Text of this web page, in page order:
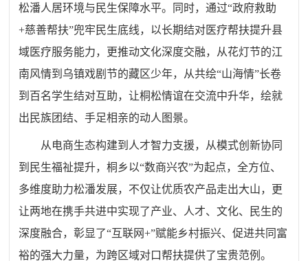
松潘人居环境与民生保障水平。同时，通过“政府救助
+慈善帮扶”兜牢民生底线，以长期结对医疗帮扶提升县
域医疗服务能力，更推动文化深度交融，从花灯节的江
南风情到乌镇戏剧节的藏区少年，从共绘“山海情”长卷
到百名学生结对互助，让桐松情谊在交流中升华，绘就
出民族团结、手足相亲的动人图景。
从电商生态构建到人才智力支援，从模式创新协同
到民生福祉提升，桐乡以“数商兴农”为起点，全方位、
多维度助力松潘发展，不仅让优质农产品走出大山，更
让两地在携手共进中实现了产业、人才、文化、民生的
深度融合，彰显了“互联网+”赋能乡村振兴、促进共同富
裕的强大力量，为跨区域对口帮扶提供了宝贵范例。